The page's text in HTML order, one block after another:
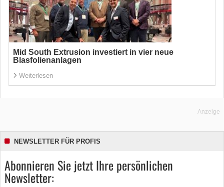
Mid South Extrusion investiert in vier neue
Blasfolienanlagen
Weiterlesen
Anzeige
NEWSLETTER FÜR PROFIS
Abonnieren Sie jetzt Ihre persönlichen
Newsletter: